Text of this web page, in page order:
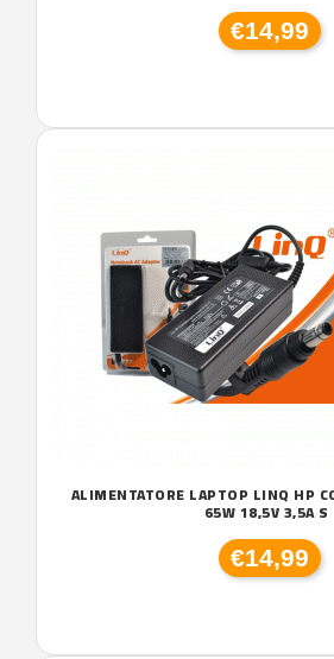
€14,99
ALIMENTATORE LAPTOP LINQ HP
65W 18,5V 3,5A S
€14,99